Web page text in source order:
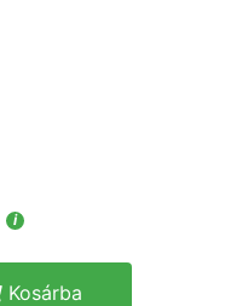
i
Kosárba